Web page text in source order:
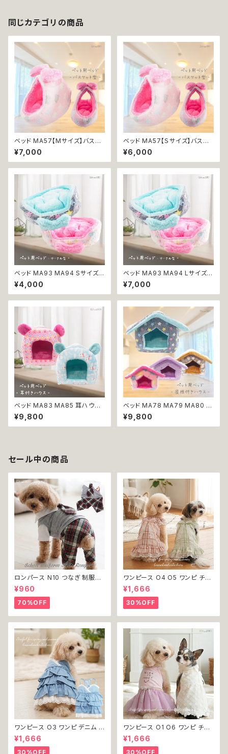
同じカテゴリの商品
ベッド MA57【Mサイズ】バスケ
ット クッション ピンク 雲 犬 猫
ペット 服 リボン 秋冬 ふわ もこ
桃 空 ゆめかわ カラフル デコ 返
¥7,000
ベッド MA57【Ｓサイズ】バスケ
ット クッション ピンク 雲 犬 猫
ペット 服 リボン 秋冬 ふわ もこ
桃 空 ゆめかわ カラフル デコ 返
¥6,000
ベッド MA93 MA94 Sサイズ
サークル型 ネイビー ピンク ☆
リボン 肉球 ペットベッド クッシ
ョン 犬 猫 ペット 丸型 パステル
¥4,000
ベッド MA93 MA94 Lサイズ
サークル型 ネイビー ピンク ☆
リボン 肉球 ペットベッド クッシ
ョン 犬 猫 ペット 丸型 パステル
¥7,000
ベッド MA83 MA85 耳ハウス
ブルー レッドピンク ☆ しっぽ
犬 猫 ペット 星 スター カラフル
イヤー 返品交換不可
¥9,800
ベッド MA78 MA79 MA80 M
A81 ハウス パープル ネイビー
ピンク ブラウン ドット ☆ 三角
屋根 犬 猫 ペット ベッド 紫 水
¥9,800
セール中の商品
ロンパース N10 つなぎ 制服風
チェック柄 グレー 灰色 コスチュ
ーム コスプレ ドッグウェア dog
犬 猫 ペット 服 犬服 洋服 オシ
ャレ かわいい 小型犬 返品交換
不可
¥960
70%OFF
ワンピース O4 O5 ワンピ チェ
ック プリーツ レース 女の子 犬
犬服 小型 猫 服 洋服 ペット do
g ドッグウェア おしゃれ かわい
い 返品交換不可
¥1,666
30%OFF
ワンピース O3 ワンピ デニム プ
リーツ レース 女の子 犬 犬服
小型 猫 服 洋服 ペット dog ド
ッグウェア おしゃれ かわいい 返
¥1,666
30%OFF
ワンピース O1 O6 ワンピ チュ
ール レース 花 フラワー 女の子
犬 犬服 小型 猫 服 洋服 ペット
dog ドッグウェア おしゃれ かわ
¥1,666
30%OFF